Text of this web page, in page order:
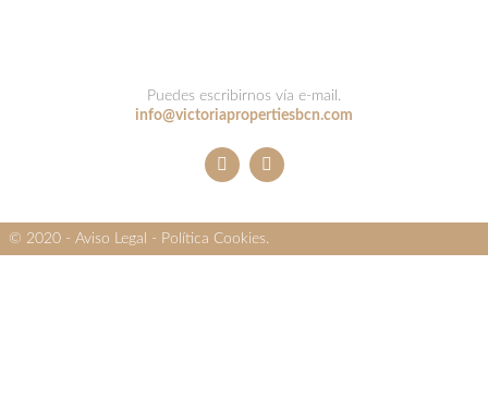
Puedes escribirnos vía e-mail.
info@victoriapropertiesbcn.com
© 2020 - Aviso Legal - Política Cookies.